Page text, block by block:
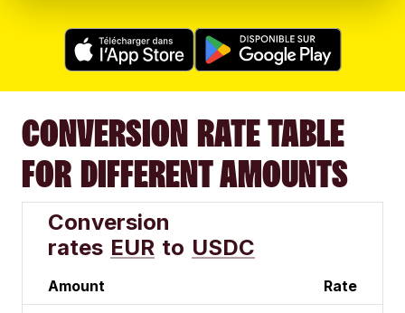
CONVERSION RATE TABLE
FOR DIFFERENT AMOUNTS
Conversion
rates EUR to USDC
Amount Rate